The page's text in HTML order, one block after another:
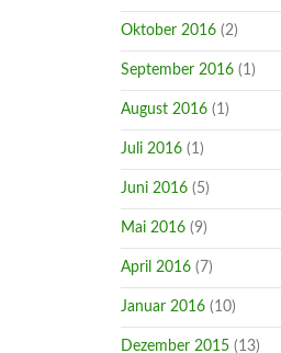
Oktober 2016 (2)
September 2016 (1)
August 2016 (1)
Juli 2016 (1)
Juni 2016 (5)
Mai 2016 (9)
April 2016 (7)
Januar 2016 (10)
Dezember 2015 (13)